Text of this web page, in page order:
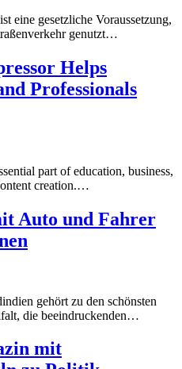
eine gesetzliche Voraussetzung,
genutzt…
Helps
Professionals
part of education, business,
creation.…
Auto und Fahrer
gehört zu den schönsten
die beeindruckenden…
mit